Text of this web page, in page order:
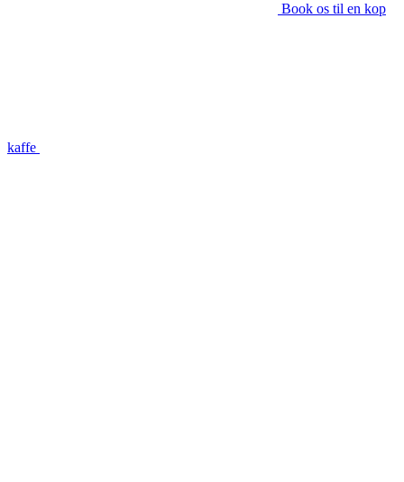
Book os til en kop
kaffe